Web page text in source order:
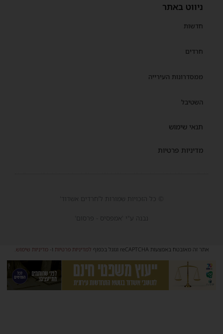
ניווט באתר
חדשות
חרדים
ממסדרונות העירייה
השטיבל
תנאי שימוש
מדיניות פרטיות
© כל הזכויות שמורות ל'חרדים אשדוד'
נבנה ע"י 'אמפסיס - פרסום'
אתר זה מאובטח באמצעות reCAPTCHA וגוגל בכפוף למדיניות פרטיותו-מדיניות שימוש.